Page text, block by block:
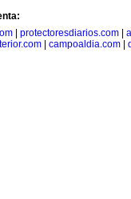
protectoresdiarios.com
campoaldia.com